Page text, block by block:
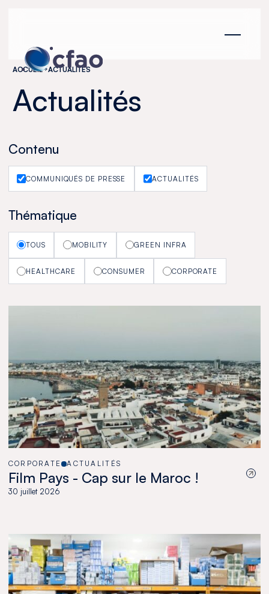
ACCUEIL ACTUALITÉS
Actualités
Contenu
COMMUNIQUÉS DE PRESSE ACTUALITÉS
Thématique
TOUS MOBILITY GREEN INFRA
HEALTHCARE CONSUMER CORPORATE
CORPORATE ACTUALITÉS
Film Pays - Cap sur le Maroc !
30 juillet 2026